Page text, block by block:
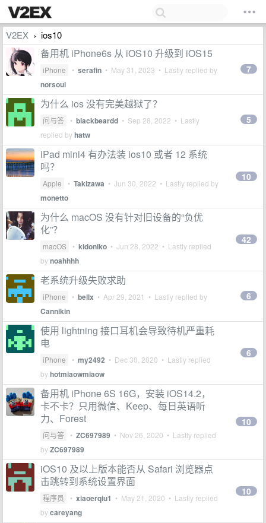
V2EX › ios10
备用机 iPhone6s 从 iOS10 升级到 iOS15
iPhone • serafin • May 31, 2023 • Lastly replied by
norsoul
7
为什么 ios 没有完美越狱了？
问与答 • blackbeardd • Sep 28, 2022 • Lastly
replied byhatw
5
iPad mini4 有办法装 ios10 或者 12 系统
吗？
Apple • Takizawa • Jun 30, 2022 • Lastly replied by
monetto
10
为什么 macOS 没有针对旧设备的“负优
化”？
macOS • kidoniko • Jun 28, 2022 • Lastly replied
bynoahhhh
42
老系统升级失败求助
iPhone • bellx • Apr 29, 2021 • Lastly replied by
Cannikin
6
使用 lightning 接口耳机会导致待机严重耗
电
iPhone • my2492 • Dec 30, 2020 • Lastly replied
byhotmiaowmiaow
6
备用机 iPhone 6S 16G，安装 iOS14.2，
卡不卡？只用微信、Keep、每日英语听
力、Forest
问与答 • ZC697989 • Nov 26, 2020 • Lastly replied
byZC697989
10
iOS10 及以上版本能否从 Safari 浏览器点
击跳转到系统设置界面
程序员 • xiaoerqiu1 • May 21, 2020 • Lastly replied
bycareyang
10